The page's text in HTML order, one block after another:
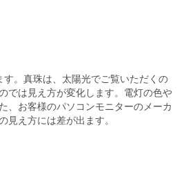
。真珠は、太陽光でご覧いただくの
では見え方が変化します。電灯の色や
、お客様のパソコンモニターのメーカ
見え方には差が出ます。